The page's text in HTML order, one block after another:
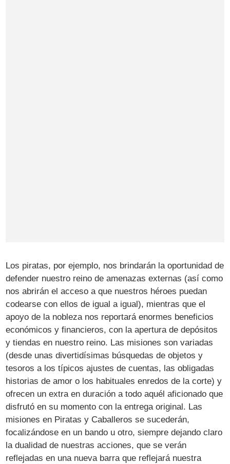
Los piratas, por ejemplo, nos brindarán la oportunidad de
defender nuestro reino de amenazas externas (así como
nos abrirán el acceso a que nuestros héroes puedan
codearse con ellos de igual a igual), mientras que el
apoyo de la nobleza nos reportará enormes beneficios
económicos y financieros, con la apertura de depósitos
y tiendas en nuestro reino. Las misiones son variadas
(desde unas divertidísimas búsquedas de objetos y
tesoros a los típicos ajustes de cuentas, las obligadas
historias de amor o los habituales enredos de la corte) y
ofrecen un extra en duración a todo aquél aficionado que
disfrutó en su momento con la entrega original. Las
misiones en Piratas y Caballeros se sucederán,
focalizándose en un bando u otro, siempre dejando claro
la dualidad de nuestras acciones, que se verán
reflejadas en una nueva barra que reflejará nuestra